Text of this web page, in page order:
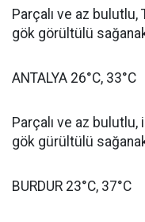
Parçalı ve az
gök görültülü sağanak
ANTALYA 26°C, 33°C
Parçalı ve az
gök gürültülü sağanak
BURDUR 23°C, 37°C